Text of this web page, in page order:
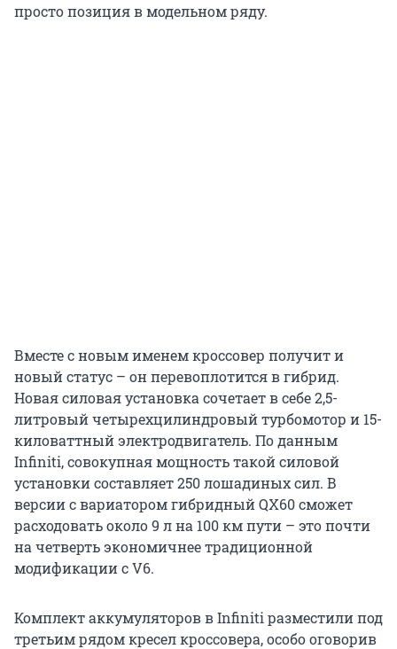
просто позиция в модельном ряду.
Вместе с новым именем кроссовер получит и
новый статус – он перевоплотится в гибрид.
Новая силовая установка сочетает в себе 2,5-
литровый четырехцилиндровый турбомотор и 15-
киловаттный электродвигатель. По данным
Infiniti, совокупная мощность такой силовой
установки составляет 250 лошадиных сил. В
версии с вариатором гибридный QX60 сможет
расходовать около 9 л на 100 км пути – это почти
на четверть экономичнее традиционной
модификации с V6.
Комплект аккумуляторов в Infiniti разместили под
третьим рядом кресел кроссовера, особо оговорив